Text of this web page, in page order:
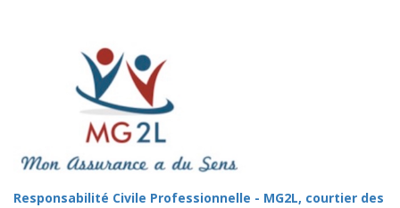
Responsabilité Civile Professionnelle - MG2L, courtier des